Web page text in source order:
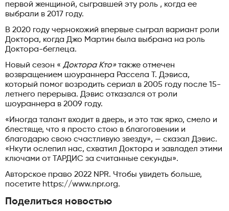
первой женщиной, сыгравшей эту роль , когда ее
выбрали в 2017 году.
В 2020 году чернокожий впервые сыграл вариант роли
Доктора, когда Джо Мартин была выбрана на роль
Доктора-беглеца.
Новый сезон « Доктора Кто»также отмечен
возвращением шоураннера Рассела Т. Дэвиса,
который помог возродить сериал в 2005 году после 15-
летнего перерыва. Дэвис отказался от роли
шоураннера в 2009 году.
«Иногда талант входит в дверь, и это так ярко, смело и
блестяще, что я просто стою в благоговении и
благодарю свою счастливую звезду», — сказал Дэвис.
«Нкути ослепил нас, схватил Доктора и завладел этими
ключами от ТАРДИС за считанные секунды».
Авторское право 2022 NPR. Чтобы увидеть больше,
посетите https://www.npr.org.
Поделиться новостью